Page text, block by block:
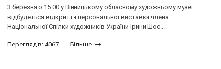
3 березня о 15:00 у Вінницькому обласному художньому музеї
відбудеться відкриття персональної виставки члена
Національної Спілки художників України Ірини Шос...
Переглядів: 4067 Більше